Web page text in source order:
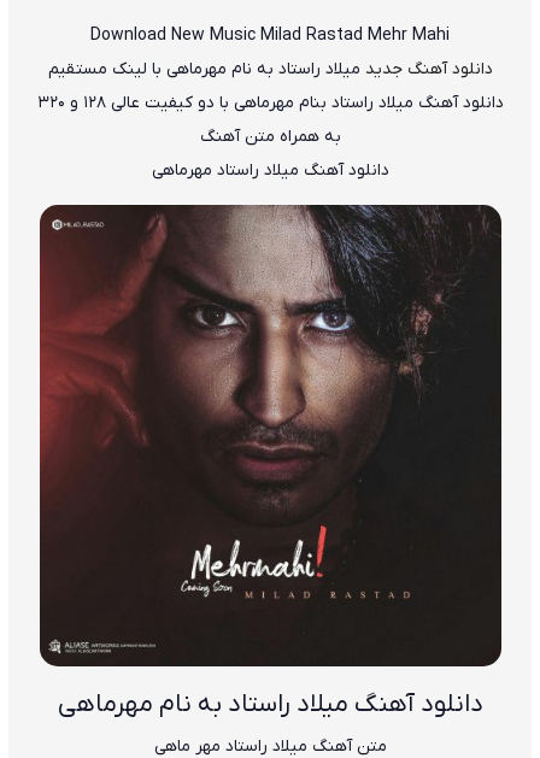
Download New Music Milad Rastad Mehr Mahi
دانلود آهنگ جدید میلاد راستاد به نام مهرماهی با لینک مستقیم
دانلود آهنگ میلاد راستاد بنام مهرماهی
با دو کیفیت عالی ۱۲۸ و ۳۲۰
به همراه متن آهنگ
دانلود آهنگ میلاد راستاد مهرماهی
دانلود آهنگ میلاد راستاد به نام مهرماهی
متن آهنگ میلاد راستاد مهر ماهی